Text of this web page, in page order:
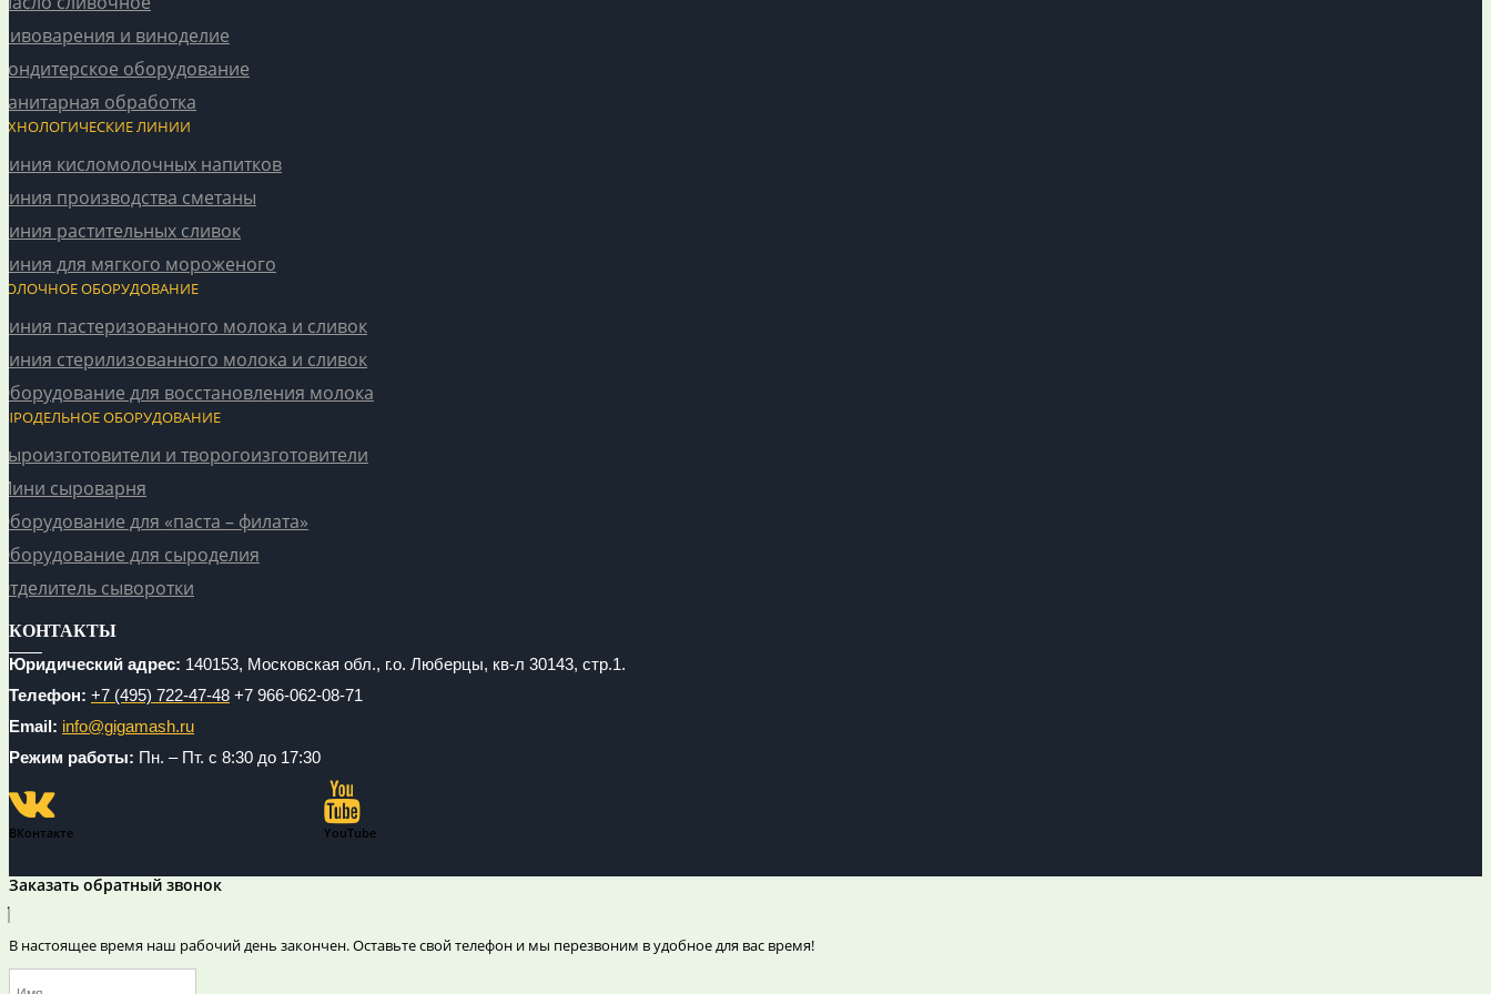
и виноделие
оборудование
обработка
ЛИНИИ
кисломолочных напитков
производства сметаны
растительных сливок
для мягкого мороженого
ОБОРУДОВАНИЕ
пастеризованного молока и сливок
стерилизованного молока и сливок
для восстановления молока
ОБОРУДОВАНИЕ
и творогоизготовители
сыроварня
для «паста – филата»
для сыроделия
сыворотки
КОНТАКТЫ
Юридический адрес: 140153, Московская обл., г.о. Люберцы, кв-л 30143, стр.1.
Телефон: +7 (495) 722-47-48 +7 966-062-08-71
Email: info@gigamash.ru
Режим работы: Пн. – Пт. с 8:30 до 17:30
ВКонтакте YouTube
Заказать обратный звонок
В настоящее время наш рабочий день закончен. Оставьте свой телефон и мы перезвоним в удобное для вас время!